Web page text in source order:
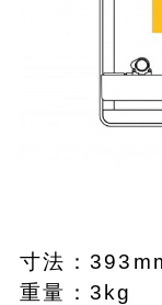
寸法：
重量：3kg